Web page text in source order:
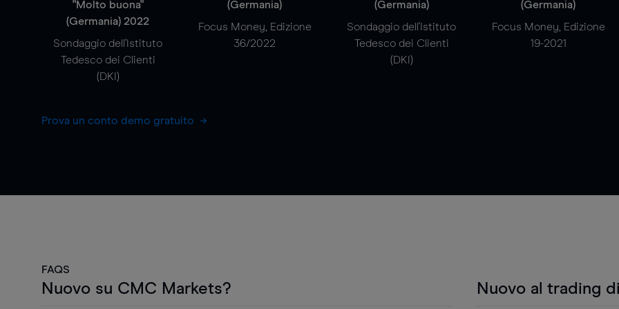
"Molto buona"
(Germania) 2022
Sondaggio dell'Istituto
Tedesco dei Clienti
(DKI)
(Germania)
Focus Money, Edizione
36/2022
(Germania)
Sondaggio dell'Istituto
Tedesco dei Clienti
(DKI)
(Germania)
Focus Money, Edizione
19-2021
Prova un conto demo gratuito
FAQS
Nuovo su CMC Markets? Nuovo al trading